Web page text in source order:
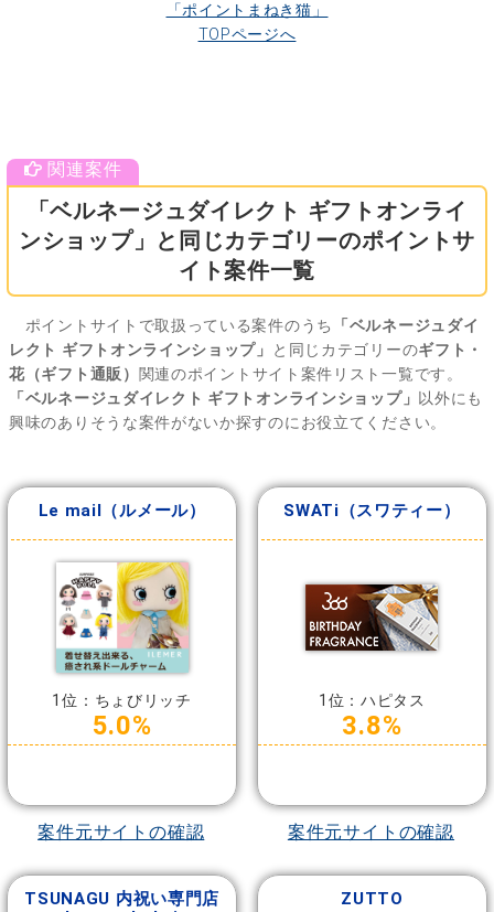
「ポイントまねき猫」
TOPページへ
「ベルネージュダイレクト ギフトオンライ
ンショップ」と同じカテゴリーのポイントサ
イト案件一覧
ポイントサイトで取扱っている案件のうち
「ベルネージュダイ
レクト ギフトオンラインショップ」
と同じカテゴリーのギフト・
花（ギフト通販） 関連のポイントサイト案件リスト一覧です。
「ベルネージュダイレクト ギフトオンラインショップ」 以外にも
興味のありそうな案件がないか探すのにお役立てください。
Le mail（ルメール）
1位：ちょびリッチ
5.0%
案件元サイトの確認
SWATi（スワティー）
1位：ハピタス
3.8%
案件元サイトの確認
TSUNAGU 内祝い専門店
ZUTTO